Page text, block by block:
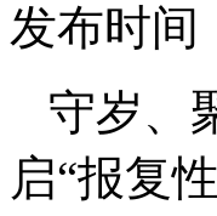
发布时
守岁、
启“报复